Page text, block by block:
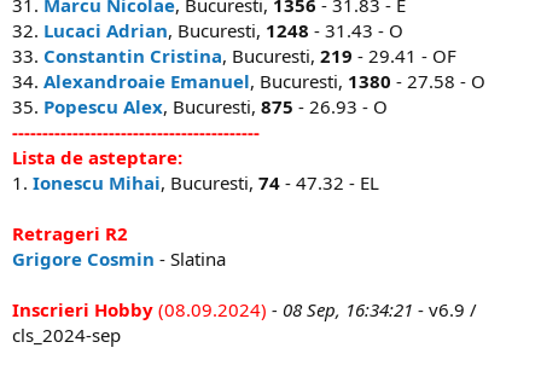
32. Lucaci Adrian, Bucuresti, 1248 - 31.43 - O
33. Constantin Cristina, Bucuresti, 219 - 29.41 - OF
34. Alexandroaie Emanuel, Bucuresti, 1380 - 27.58 - O
35. Popescu Alex, Bucuresti, 875 - 26.93 - O
-----------------------------------------
Lista de asteptare:
1. Ionescu Mihai, Bucuresti, 74 - 47.32 - EL
Retrageri R2
Grigore Cosmin - Slatina
Inscrieri Hobby (08.09.2024) - 08 Sep, 16:34:21 - v6.9 /
cls_2024-sep